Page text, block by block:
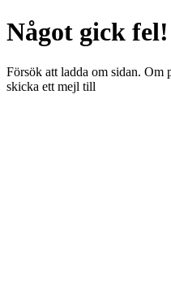
Något gick fel!
Försök att ladda om sidan. Om
skicka ett mejl till